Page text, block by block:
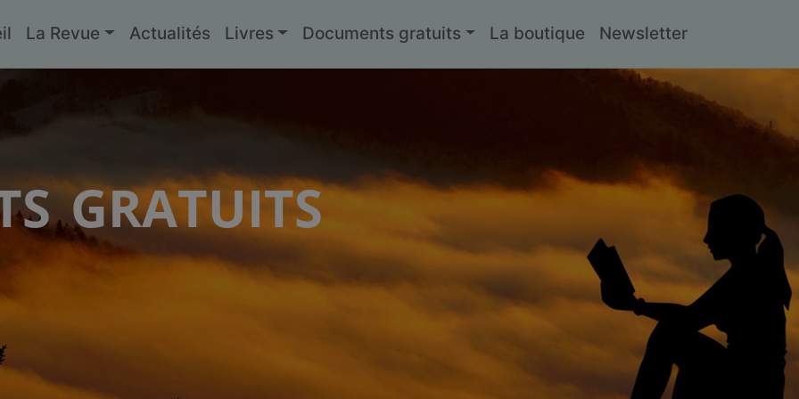
La Revue Actualités Livres Documents gratuits La boutique Newsletter
gratuits